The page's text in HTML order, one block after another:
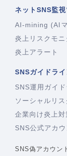
ネットSNS監
AI-mining (AI
炎上リスクモ
炎上アラート
SNSガイドラ
SNS運用ガイ
ソーシャルリ
企業向け炎上
SNS公式アカ
SNS偽アカウン